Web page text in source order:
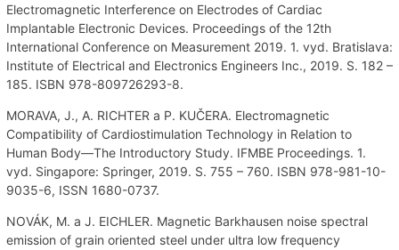
Electromagnetic Interference on Electrodes of Cardiac
Implantable Electronic Devices. Proceedings of the 12th
International Conference on Measurement 2019. 1. vyd. Bratislava:
Institute of Electrical and Electronics Engineers Inc., 2019. S. 182 –
185. ISBN 978-809726293-8.
MORAVA, J., A. RICHTER a P. KUČERA. Electromagnetic
Compatibility of Cardiostimulation Technology in Relation to
Human Body—The Introductory Study. IFMBE Proceedings. 1.
vyd. Singapore: Springer, 2019. S. 755 – 760. ISBN 978-981-10-
9035-6, ISSN 1680-0737.
NOVÁK, M. a J. EICHLER. Magnetic Barkhausen noise spectral
emission of grain oriented steel under ultra low frequency